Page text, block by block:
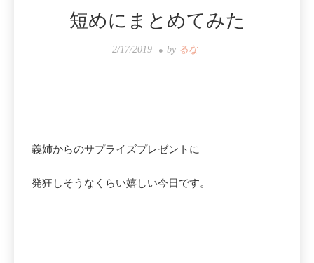
短めにまとめてみた
2/17/2019 by るな
義姉からのサプライズプレゼントに
発狂しそうなくらい嬉しい今日です。